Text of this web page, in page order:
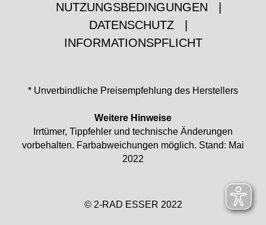
NUTZUNGSBEDINGUNGEN
DATENSCHUTZ
INFORMATIONSPFLICHT
* Unverbindliche Preisempfehlung des Herstellers
Weitere Hinweise
Irrtümer, Tippfehler und technische Änderungen
vorbehalten. Farbabweichungen möglich. Stand: Mai
2022
© 2-RAD ESSER 2022